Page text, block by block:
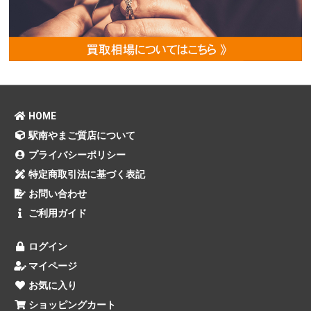
HOME
駅南やまご質店について
プライバシーポリシー
特定商取引法に基づく表記
お問い合わせ
ご利用ガイド
ログイン
マイページ
お気に入り
ショッピングカート